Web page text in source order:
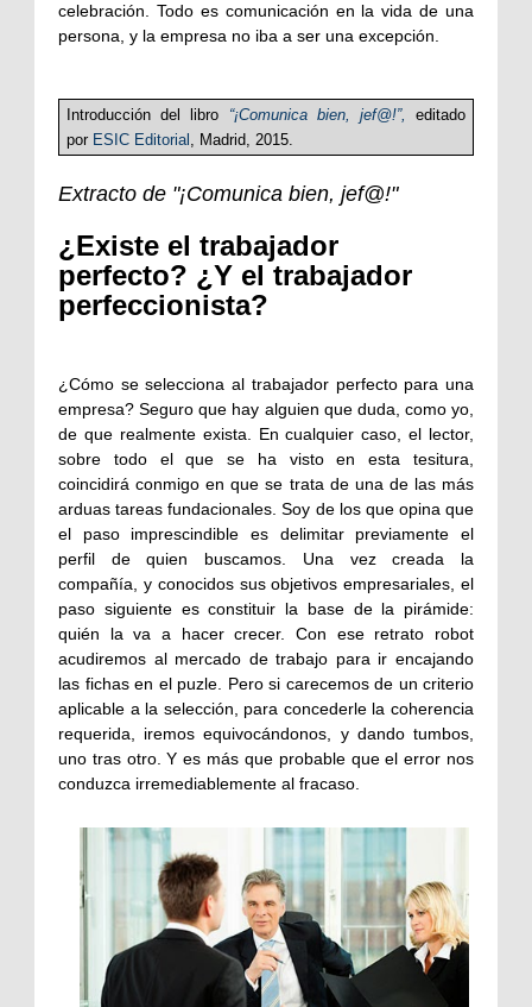
celebración. Todo es comunicación en la vida de una
persona, y la empresa no iba a ser una excepción.
Introducción del libro “¡Comunica bien, jef@!”,
editado
por ESIC Editorial , Madrid, 2015.
Extracto de "¡Comunica bien, jef@!"
¿Existe el trabajador
perfecto? ¿Y el trabajador
perfeccionista?
¿Cómo se selecciona al trabajador perfecto para una
empresa? Seguro que hay alguien que duda, como yo,
de que realmente exista. En cualquier caso, el lector,
sobre todo el que se ha visto en esta tesitura,
coincidirá conmigo en que se trata de una de las más
arduas tareas fundacionales. Soy de los que opina que
el paso imprescindible es delimitar previamente el
perfil de quien buscamos. Una vez creada la
compañía, y conocidos sus objetivos empresariales, el
paso siguiente es constituir la base de la pirámide:
quién la va a hacer crecer. Con ese retrato robot
acudiremos al mercado de trabajo para ir encajando
las fichas en el puzle. Pero si carecemos de un criterio
aplicable a la selección, para concederle la coherencia
requerida, iremos equivocándonos, y dando tumbos,
uno tras otro. Y es más que probable que el error nos
conduzca irremediablemente al fracaso.